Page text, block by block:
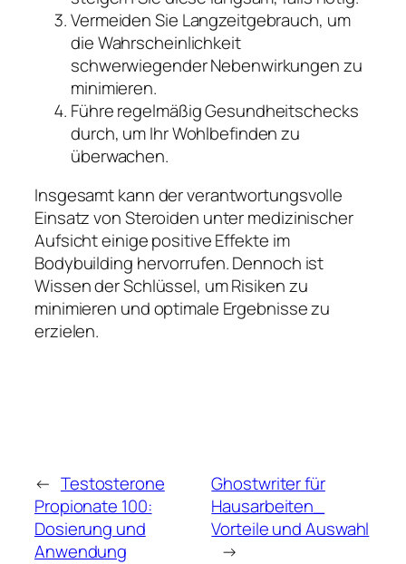
Vermeiden Sie Langzeitgebrauch, um
die Wahrscheinlichkeit
schwerwiegender Nebenwirkungen zu
minimieren.
Führe regelmäßig Gesundheitschecks
durch, um Ihr Wohlbefinden zu
überwachen.
Insgesamt kann der verantwortungsvolle
Einsatz von Steroiden unter medizinischer
Aufsicht einige positive Effekte im
Bodybuilding hervorrufen. Dennoch ist
Wissen der Schlüssel, um Risiken zu
minimieren und optimale Ergebnisse zu
erzielen.
← Testosterone
Propionate 100:
Dosierung und
Anwendung
Ghostwriter für
Hausarbeiten_
Vorteile und Auswahl
→